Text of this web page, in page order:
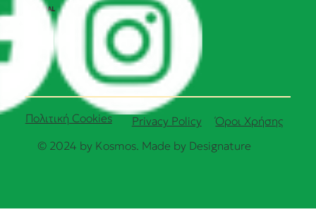
SOCIAL
© 2024 by Kosmos. Made by Designature
Πολιτική Cookies Όροι Χρήσης
Privacy Policy